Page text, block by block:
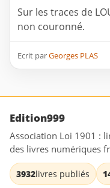
Sur les traces de
non couronné.
Ecrit parGeorges PLAS
Edition999
Association Loi 1901 :
des livres numériques
3932livres publiés